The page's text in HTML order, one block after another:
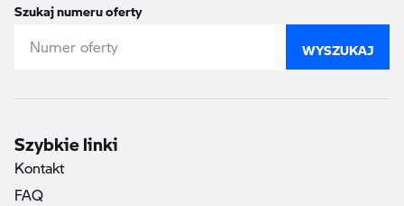
Szukaj numeru oferty
WYSZUKAJ
Szybkie linki
Kontakt
FAQ